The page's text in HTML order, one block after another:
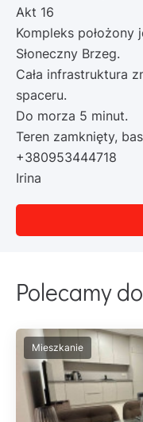
Akt 16
Kompleks
Słoneczny Brzeg.
Cała infrastruktura
spaceru.
Do morza 5 minut.
Teren zamknięty,
+380953444718
Irina
Polecamy
Mieszkanie